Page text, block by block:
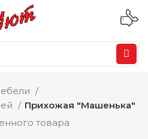
Прихожая "Машенька"
товара